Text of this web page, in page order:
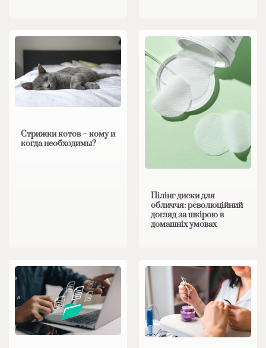
Стрижки котов – кому и
когда необходимы?
Пілінг диски для
обличчя: революційний
догляд за шкірою в
домашніх умовах